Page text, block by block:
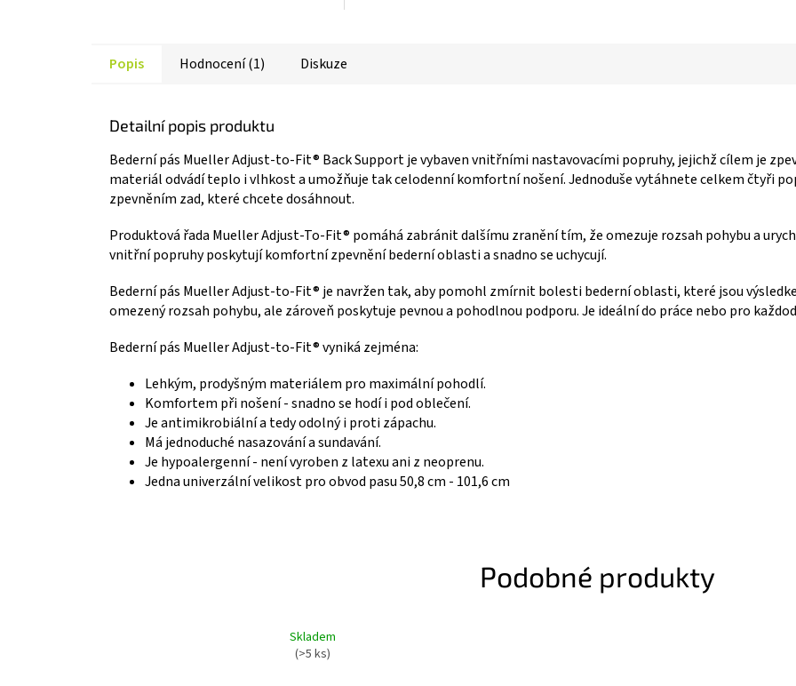
Popis Hodnocení (1) Diskuze
Detailní popis produktu
Bederní pás Mueller Adjust-to-Fit® Back Support je vybaven vnitřními nastavovacími popruhy, jejichž cílem je
materiál odvádí teplo i vlhkost a umožňuje tak celodenní komfortní nošení. Jednoduše vytáhnete celkem čtyři
zpevněním zad, které chcete dosáhnout.
Produktová řada Mueller Adjust-To-Fit® pomáhá zabránit dalšímu zranění tím, že omezuje rozsah pohybu a
vnitřní popruhy poskytují komfortní zpevnění bederní oblasti a snadno se uchycují.
Bederní pás Mueller Adjust-to-Fit® je navržen tak, aby pomohl zmírnit bolesti bederní oblasti, které jsou
omezený rozsah pohybu, ale zároveň poskytuje pevnou a pohodlnou podporu. Je ideální do práce nebo pro
Bederní pás Mueller Adjust-to-Fit® vyniká zejména:
Lehkým, prodyšným materiálem pro maximální pohodlí.
Komfortem při nošení - snadno se hodí i pod oblečení.
Je antimikrobiální a tedy odolný i proti zápachu.
Má jednoduché nasazování a sundavání.
Je hypoalergenní - není vyroben z latexu ani z neoprenu.
Jedna univerzální velikost pro obvod pasu 50,8 cm - 101,6 cm
Podobné produkty
Skladem
(>5 ks)